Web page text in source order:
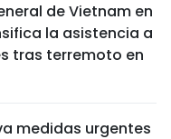
de Vietnam en
la asistencia a
tras terremoto en
medidas urgentes